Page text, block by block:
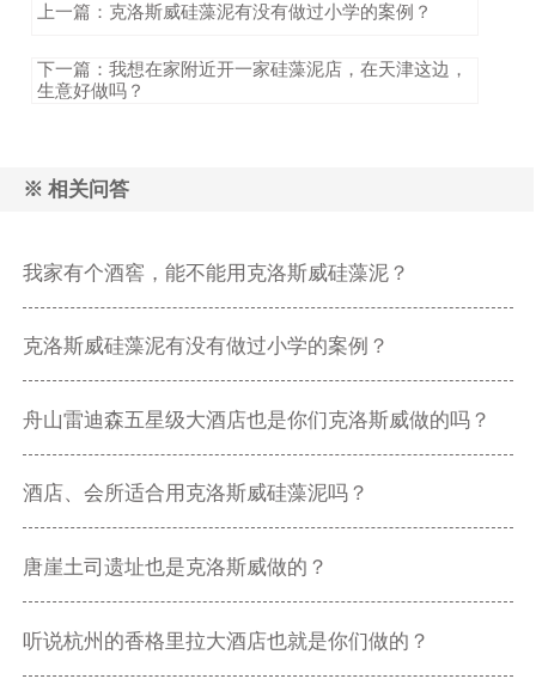
上一篇：克洛斯威硅藻泥有没有做过小学的案例？
下一篇：我想在家附近开一家硅藻泥店，在天津这边，
生意好做吗？
※ 相关问答
我家有个酒窖，能不能用克洛斯威硅藻泥？
克洛斯威硅藻泥有没有做过小学的案例？
舟山雷迪森五星级大酒店也是你们克洛斯威做的吗？
酒店、会所适合用克洛斯威硅藻泥吗？
唐崖土司遗址也是克洛斯威做的？
听说杭州的香格里拉大酒店也就是你们做的？